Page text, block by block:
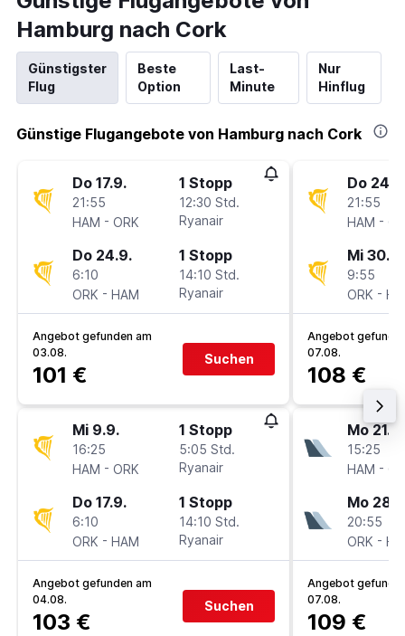
Hamburg nach Cork
Günstigster
Flug
Beste
Option
Last-
Minute
Nur
Hinflug
Günstige Flugangebote von Hamburg nach Cork
Do 17.9.
21:55
HAM - ORK
1 Stopp
12:30 Std.
Ryanair
Do 24.9.
6:10
ORK - HAM
1 Stopp
14:10 Std.
Ryanair
Angebot gefunden am
03.08.
101 €
Suchen
Mi 9.9.
16:25
HAM - ORK
1 Stopp
5:05 Std.
Ryanair
Do 17.9.
6:10
ORK - HAM
1 Stopp
14:10 Std.
Ryanair
Angebot gefunden am
04.08.
103 €
Suchen
Do
21:55
HAM -
Mi 30.9.
9:55
ORK -
Angebot
07.08.
108 €
Mo 21.9.
15:25
HAM -
Mo
20:55
ORK -
Angebot
07.08.
109 €